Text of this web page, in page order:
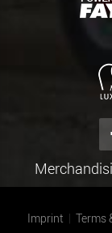
Imprint
Terms